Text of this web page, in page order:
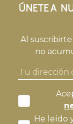
ÚNETE A
Al
no
He leído